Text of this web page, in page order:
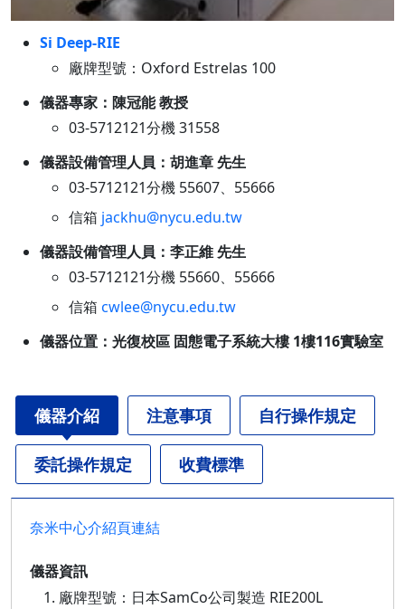
Si Deep-RIE
廠牌型號：Oxford Estrelas 100
儀器專家：陳冠能 教授
03-5712121分機 31558
儀器設備管理人員：胡進章 先生
03-5712121分機 55607、55666
信箱 jackhu@nycu.edu.tw
儀器設備管理人員：李正維 先生
03-5712121分機 55660、55666
信箱 cwlee@nycu.edu.tw
儀器位置：光復校區 固態電子系統大樓 1樓116實驗室
儀器介紹 注意事項 自行操作規定
委託操作規定 收費標準
奈米中心介紹頁連結
儀器資訊
廠牌型號：日本SamCo公司製造 RIE200L